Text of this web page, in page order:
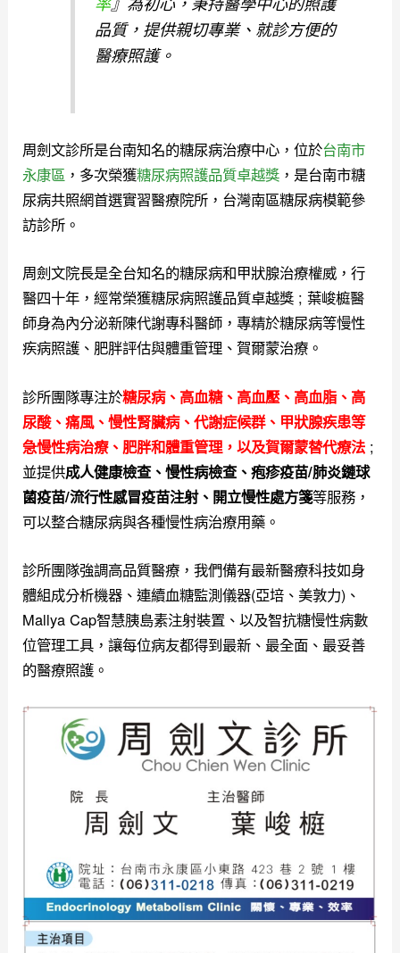
品質，提供親切專業、就診方便的
醫療照護。
周劍文診所是台南知名的糖尿病治療中心，位於台南市
永康區 ，多次榮獲糖尿病照護品質卓越獎 ，是台南市糖
尿病共照網首選實習醫療院所，台灣南區糖尿病模範參
訪診所。
周劍文院長是全台知名的糖尿病和甲狀腺治療權威，行
醫四十年，經常榮獲糖尿病照護品質卓越獎 ; 葉峻榳醫
師身為內分泌新陳代謝專科醫師，專精於糖尿病等慢性
疾病照護、肥胖評估與體重管理、賀爾蒙治療。
診所團隊專注於糖尿病、高血糖、高血壓、高血脂、高
尿酸、痛風、慢性腎臟病、代謝症候群、甲狀腺疾患等
急慢性病治療、肥胖和體重管理，以及賀爾蒙替代療法 ;
並提供成人健康檢查、慢性病檢查、疱疹疫苗/肺炎鏈球
菌疫苗/流行性感冒疫苗注射、開立慢性處方箋等服務，
可以整合糖尿病與各種慢性病治療用藥。
診所團隊強調高品質醫療，我們備有最新醫療科技如身
體組成分析機器、連續血糖監測儀器(亞培、美敦力)、
Mallya Cap智慧胰島素注射裝置、以及智抗糖慢性病數
位管理工具，讓每位病友都得到最新、最全面、最妥善
的醫療照護。